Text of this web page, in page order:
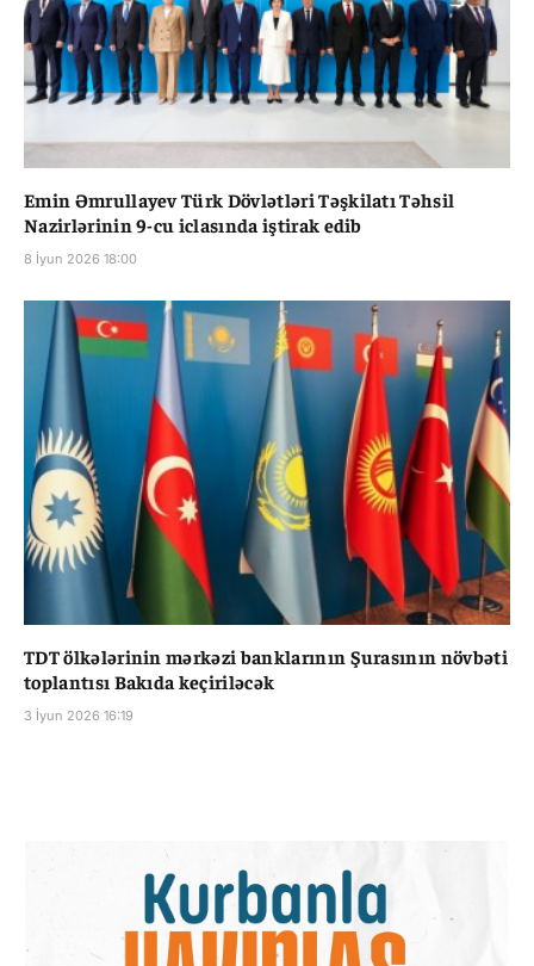
Emin Əmrullayev Türk Dövlətləri Təşkilatı Təhsil
Nazirlərinin 9-cu iclasında iştirak edib
8 İyun 2026 18:00
TDT ölkələrinin mərkəzi banklarının Şurasının növbəti
toplantısı Bakıda keçiriləcək
3 İyun 2026 16:19